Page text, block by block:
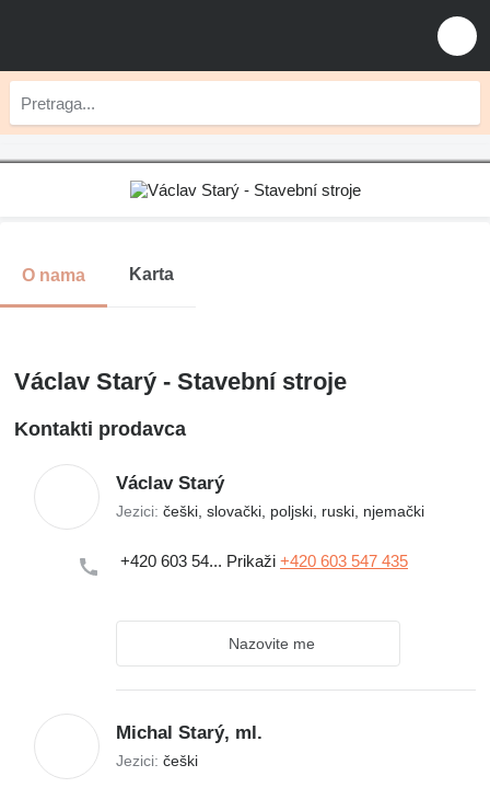
O nama Karta
Václav Starý - Stavební stroje
Kontakti prodavca
Václav Starý
Jezici: češki, slovački, poljski, ruski, njemački
+420 603 54... Prikaži +420 603 547 435
Nazovite me
Michal Starý, ml.
Jezici: češki